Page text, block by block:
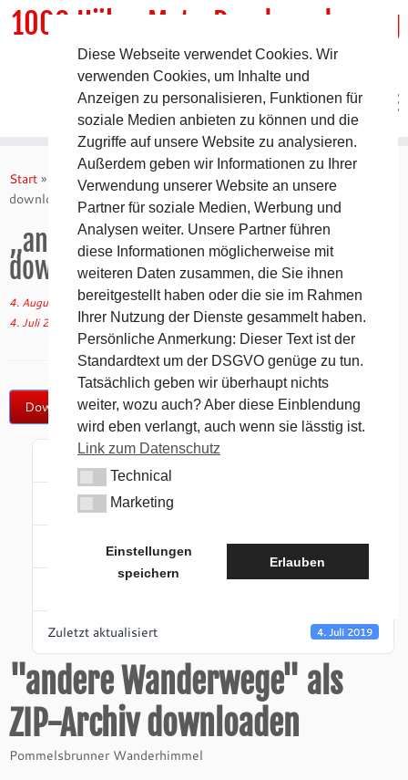
Inhalt
springen
1000 HöhenMeterRundwanderweg
DER Rundwanderweg um Pommelsbrunn
Start » Kartenmaterial » „andere Wanderwege“ als ZIP-Archiv
downloaden
„andere Wanderwege“ als ZIP-Archiv
downloaden
4. August 2016inKartenmaterial/Wegbeschreibung von tk(aktualisiert am
4. Juli 2019
Download
Download
Dateigröße
Datei-Anzahl 1
Zuletzt aktualisiert 4. Juli 2019
"andere Wanderwege" als
ZIP-Archiv downloaden
Pommelsbrunner Wanderhimmel
Diese Webseite verwendet Cookies. Wir
verwenden Cookies, um Inhalte und
Anzeigen zu personalisieren, Funktionen für
soziale Medien anbieten zu können und die
Zugriffe auf unsere Website zu analysieren.
Außerdem geben wir Informationen zu Ihrer
Verwendung unserer Website an unsere
Partner für soziale Medien, Werbung und
Analysen weiter. Unsere Partner führen
diese Informationen möglicherweise mit
weiteren Daten zusammen, die Sie ihnen
bereitgestellt haben oder die sie im Rahmen
Ihrer Nutzung der Dienste gesammelt haben.
Persönliche Anmerkung: Dieser Text ist der
Standardtext um der DSGVO genüge zu tun.
Tatsächlich geben wir überhaupt nichts
weiter, wozu auch? Aber diese Einblendung
wird eben verlangt, auch wenn sie lässtig ist.
Link zum Datenschutz
TechnicalTechnical
MarketingMarketing
Einstellungen
speichern
Erlauben